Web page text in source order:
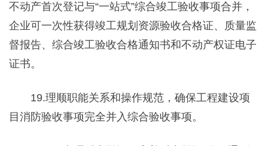
不动产首次登记与“一站式”综合竣工验收事项合并，
企业可一次性获得竣工规划资源验收合格证、质量监
督报告、综合竣工验收合格通知书和不动产权证电子
证书。
19.理顺职能关系和操作规范，确保工程建设项
目消防验收事项完全并入综合验收事项。